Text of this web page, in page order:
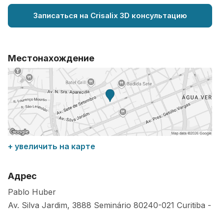
Записаться на Crisalix 3D консультацию
Местонахождение
+ увеличить на карте
Адрес
Pablo Huber
Av. Silva Jardim, 3888 Seminário 80240-021 Curitiba -